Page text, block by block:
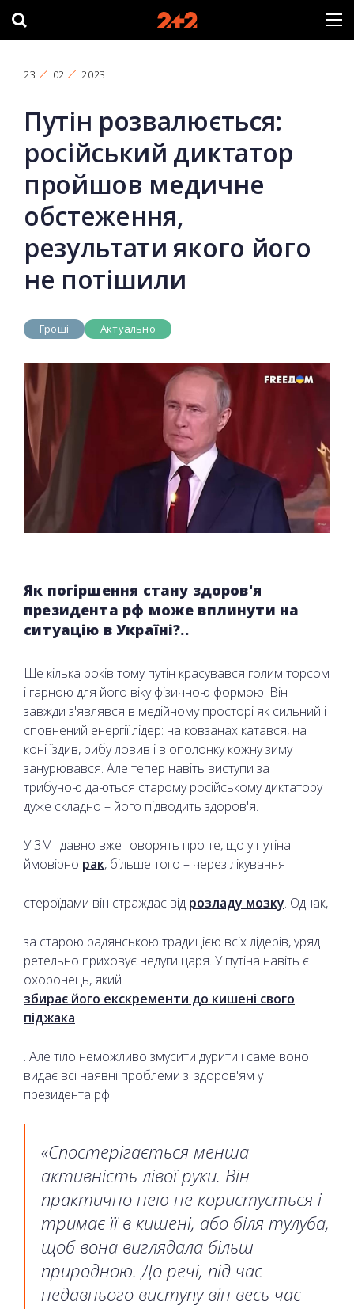
23 02 2023
Путін розвалюється:
російський диктатор
пройшов медичне
обстеження,
результати якого його
не потішили
Гроші Актуально
Як погіршення стану здоров'я
президента рф може вплинути на
ситуацію в Україні?..
Ще кілька років тому путін красувався голим торсом
і гарною для його віку фізичною формою. Він
завжди з'являвся в медійному просторі як сильний і
сповнений енергії лідер: на ковзанах катався, на
коні їздив, рибу ловив і в ополонку кожну зиму
занурювався. Але тепер навіть виступи за
трибуною даються старому російському диктатору
дуже складно – його підводить здоров'я.
У ЗМІ давно вже говорять про те, що у путіна
ймовірно рак, більше того – через лікування
стероїдами він страждає від розладу мозку. Однак,
за старою радянською традицією всіх лідерів, уряд
ретельно приховує недуги царя. У путіна навіть є
охоронець, який
збирає його екскременти до кишені свого
піджака
. Але тіло неможливо змусити дурити і саме воно
видає всі наявні проблеми зі здоров'ям у
президента рф.
«Спостерігається менша
активність лівої руки. Він
практично нею не користується і
тримає її в кишені, або біля тулуба,
щоб вона виглядала більш
природною. До речі, під час
недавнього виступу він весь час